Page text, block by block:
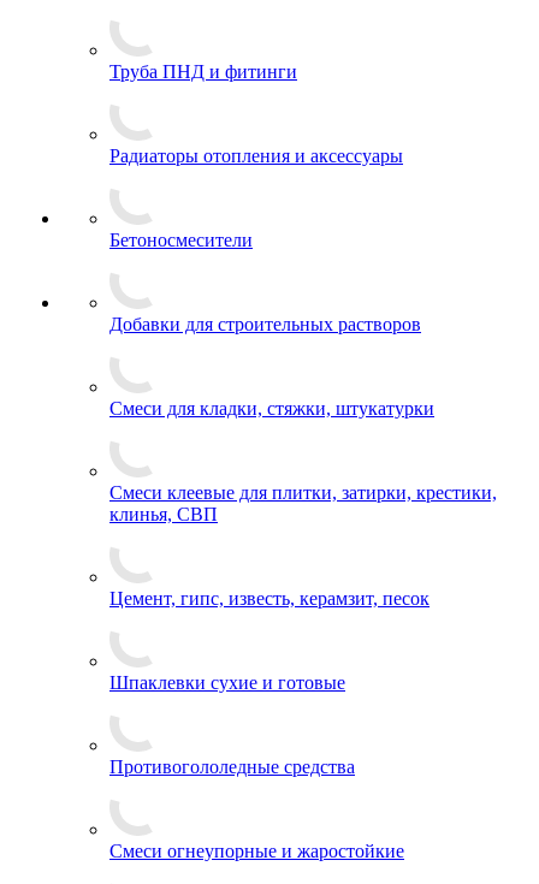
Труба ПНД и фитинги
Радиаторы отопления и аксессуары
Бетоносмесители
Добавки для строительных растворов
Смеси для кладки, стяжки, штукатурки
Смеси клеевые для плитки, затирки, крестики,
клинья, СВП
Цемент, гипс, известь, керамзит, песок
Шпаклевки сухие и готовые
Противогололедные средства
Смеси огнеупорные и жаростойкие